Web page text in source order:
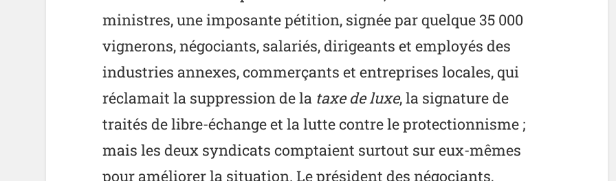
ministres, une imposante pétition, signée par quelque 35 000
vignerons, négociants, salariés, dirigeants et employés des
industries annexes, commerçants et entreprises locales, qui
réclamait la suppression de la taxe de luxe, la signature de
traités de libre-échange et la lutte contre le protectionnisme ;
mais les deux syndicats comptaient surtout sur eux-mêmes
pour améliorer la situation. Le président des négociants,